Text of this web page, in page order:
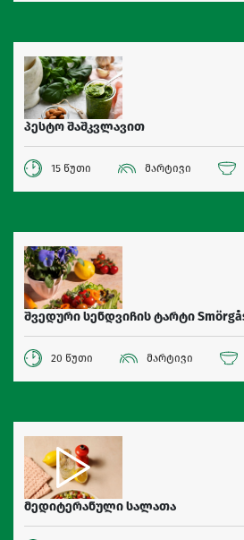
პესტო შაშკვლავით
15 წუთი მარტივი
შვედური სენდვიჩის ტარტი
20 წუთი მარტივი
მედიტერანული სალათა